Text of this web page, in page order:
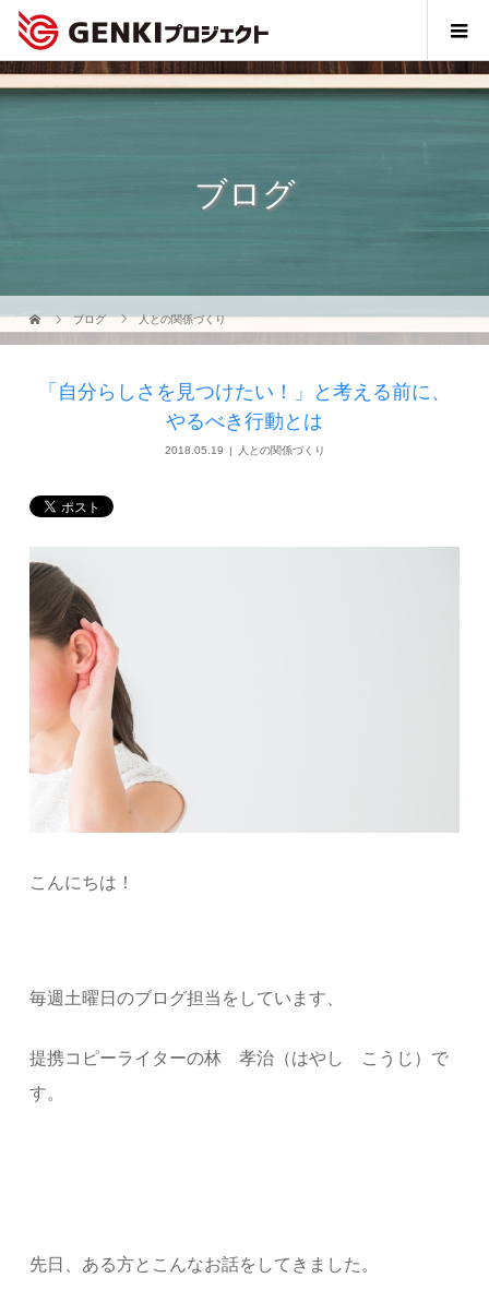
ブログ
ブログ 人との関係づくり
「自分らしさを見つけたい！」と考える前に、
やるべき行動とは
2018.05.19 人との関係づくり
こんにちは！
毎週土曜日のブログ担当をしています、
提携コピーライターの林 孝治（はやし こうじ）で
す。
先日、ある方とこんなお話をしてきました。